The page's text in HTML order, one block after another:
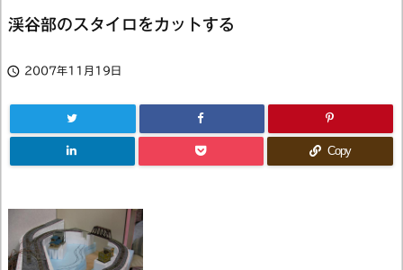
渓谷部のスタイロをカットする
 2007年11月19日
Copy